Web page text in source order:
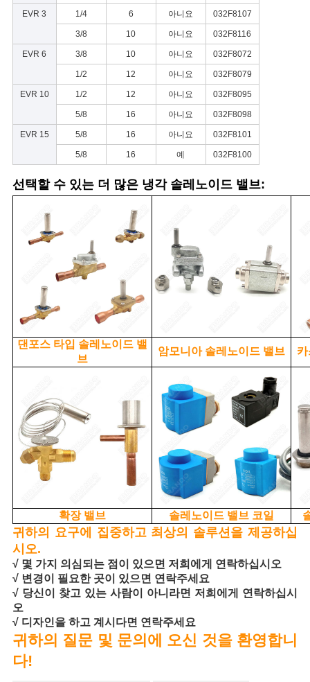
EVR 3 1/4 6 아니요 032F8107
3/8 10 아니요 032F8116
EVR 6 3/8 10 아니요 032F8072
1/2 12 아니요 032F8079
EVR 10 1/2 12 아니요 032F8095
5/8 16 아니요 032F8098
EVR 15 5/8 16 아니요 032F8101
5/8 16 예 032F8100
선택할 수 있는 더 많은 냉각 솔레노이드 밸브:
댄포스 타입 솔레노이드 밸
브
암모니아 솔레노이드 밸브
확장 밸브 솔레노이드 밸브 코일
귀하의 요구에 집중하고 최상의 솔루션을 제공하십
시오.
√ 몇 가지 의심되는 점이 있으면 저희에게 연락하십시오
√ 변경이 필요한 곳이 있으면 연락주세요
√ 당신이 찾고 있는 사람이 아니라면 저희에게 연락하십시
오
√ 디자인을 하고 계시다면 연락주세요
귀하의 질문 및 문의에 오신 것을 환영합니
다!